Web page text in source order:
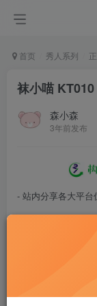
首页 秀人系列
袜小喵 KT010
森小森
3年前发布
- 站内分享各大平台
- 百度网盘提示提
- 遇见解压密码不
- 资源失效/充值未